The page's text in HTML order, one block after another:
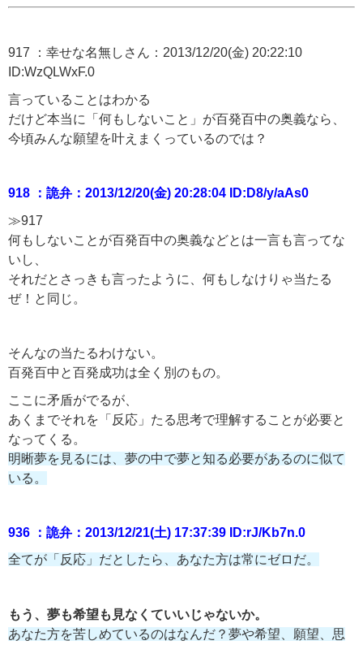
917 ：幸せな名無しさん：2013/12/20(金) 20:22:10
ID:WzQLWxF.0
言っていることはわかる
だけど本当に「何もしないこと」が百発百中の奥義なら、
今頃みんな願望を叶えまくっているのでは？
918 ：詭弁：2013/12/20(金) 20:28:04 ID:D8/y/aAs0
≫917
何もしないことが百発百中の奥義などとは一言も言ってな
いし、
それだとさっきも言ったように、何もしなけりゃ当たる
ぜ！と同じ。
そんなの当たるわけない。
百発百中と百発成功は全く別のもの。
ここに矛盾がでるが、
あくまでそれを「反応」たる思考で理解することが必要と
なってくる。
明晰夢を見るには、夢の中で夢と知る必要があるのに似て
いる。
936 ：詭弁：2013/12/21(土) 17:37:39 ID:rJ/Kb7n.0
全てが「反応」だとしたら、あなた方は常にゼロだ。
もう、夢も希望も見なくていいじゃないか。
あなた方を苦しめているのはなんだ？夢や希望、願望、思